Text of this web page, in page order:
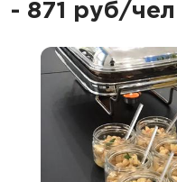
- 871 руб/чел